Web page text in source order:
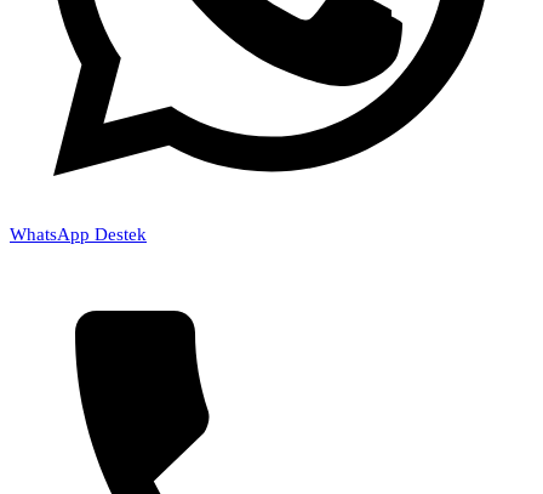
WhatsApp Destek